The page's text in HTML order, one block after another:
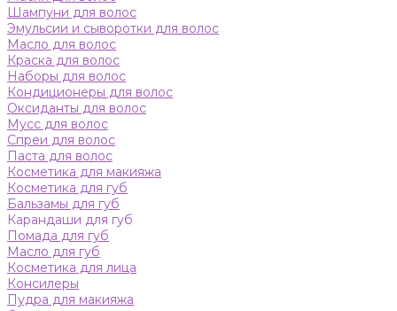
Шампуни для волос
Эмульсии и сыворотки для волос
Масло для волос
Краска для волос
Наборы для волос
Кондиционеры для волос
Оксиданты для волос
Мусс для волос
Спреи для волос
Паста для волос
Косметика для макияжа
Косметика для губ
Бальзамы для губ
Карандаши для губ
Помада для губ
Масло для губ
Косметика для лица
Консилеры
Пудра для макияжа